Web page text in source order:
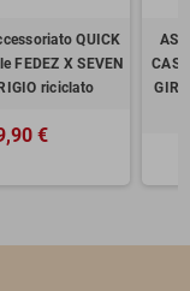
QUICK
FEDEZ X SEVEN
riciclato
€